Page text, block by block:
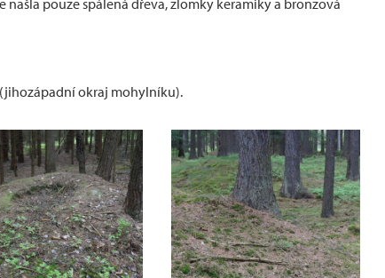
(jihozápadní okraj mohylníku).